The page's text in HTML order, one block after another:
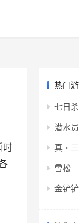
时
热门
七日杀
潜水
真・
雪松
金铲